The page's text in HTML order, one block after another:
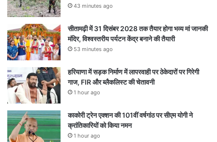
43 minutes ago
सीतामढ़ी में 31 दिसंबर 2028 तक तैयार होगा भव्य मां जानकी
मंदिर, विश्वस्तरीय पर्यटन केंद्र बनाने की तैयारी
53 minutes ago
हरियाणा में सड़क निर्माण में लापरवाही पर ठेकेदारों पर गिरेगी
गाज, FIR और ब्लैकलिस्ट की चेतावनी
1 hour ago
काकोरी ट्रेन एक्शन की 101वीं वर्षगांठ पर सीएम योगी ने
क्रांतिकारियों को किया नमन
1 hour ago